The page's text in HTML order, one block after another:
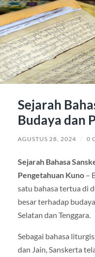
Sejarah
Budaya dan
AGUSTUS 28, 2024 / 0
Sejarah Bahasa
Pengetahuan Kuno–
satu bahasa tertua di
besar terhadap
Selatan dan Tenggara.
Sebagai bahasa
dan Jain, Sanskerta